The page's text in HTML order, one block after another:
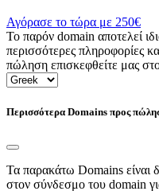
Αγόρασε το τώρα με 250€
Το παρόν domain αποτελεί
περισσότερες πληροφορίες
πώληση επισκεφθείτε μας
Περισσότερα Domains προς
Τα παρακάτω Domains είναι
στον σύνδεσμο του domain